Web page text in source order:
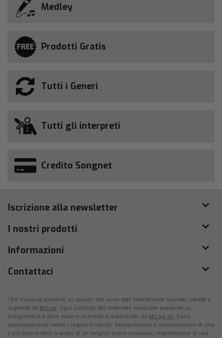
Medley
Prodotti Gratis
Tutti i Generi
Tutti gli interpreti
Credito Songnet
Iscrizione alla newsletter
I nostri prodotti
Informazioni
Contattaci
I file musicali presenti su questo sito sono stati interamente suonati, cantati e
registrati da M-Live. Ogni riutilizzo del materiale musicale presente su
Songservice.it deve essere richiesto e autorizzato da M-Live srl. Sono
espressamente vietati i seguenti utilizzi: estrapolazioni e rielaborazione di una
o più tracce MIDI o audio di un singolo brano musicale, registrazione di una